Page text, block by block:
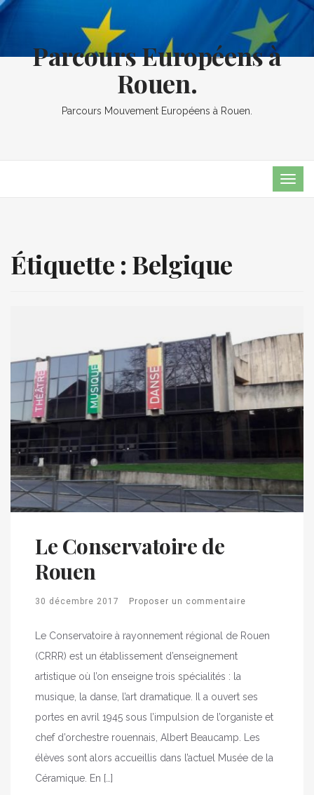
Parcours Européens à
Rouen.
Parcours Mouvement Européens à Rouen.
Étiquette : Belgique
Le Conservatoire de
Rouen
30 décembre 2017 Proposer un commentaire
Le Conservatoire à rayonnement régional de Rouen
(CRRR) est un établissement d’enseignement
artistique où l’on enseigne trois spécialités : la
musique, la danse, l’art dramatique. Il a ouvert ses
portes en avril 1945 sous l’impulsion de l’organiste et
chef d’orchestre rouennais, Albert Beaucamp. Les
élèves sont alors accueillis dans l’actuel Musée de la
Céramique. En […]